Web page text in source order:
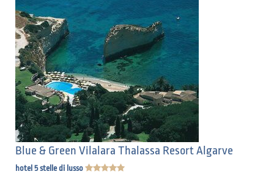
Blue & Green Vilalara Thalassa Resort Algarve
hotel 5 stelle di lusso